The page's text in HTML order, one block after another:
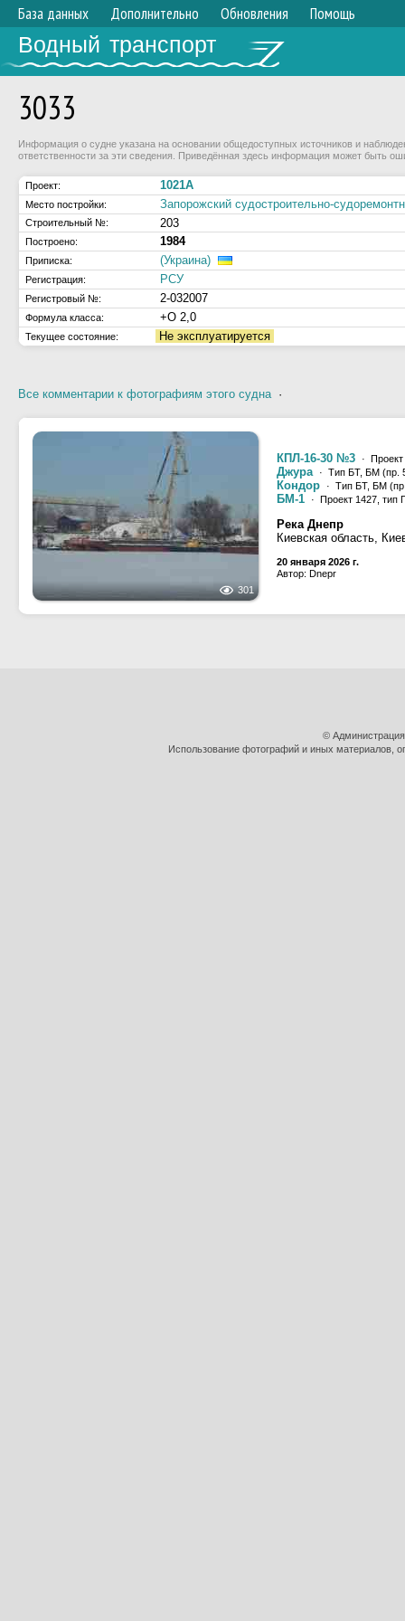
База данных Дополнительно Обновления Помощь
Водный транспорт
3033
Информация о судне указана на основании общедоступных источников и
ответственности за эти сведения. Приведённая здесь информация может быть
Проект: 1021А
Место постройки: Запорожский судостроительно-
Строительный №: 203
Построено: 1984
Приписка: (Украина)
Регистрация: РСУ
Регистровый №: 2-032007
Формула класса: +О 2,0
Текущее состояние: Не эксплуатируется
Все комментарии к фотографиям этого судна·
301
КПЛ-16-30 №3 ·
Джура · Тип БТ, БМ (пр.
Кондор · Тип БТ, БМ
БМ-1 · Проект 1427, тип
Река Днепр
Киевская область,
20 января 2026 г.
Автор: Dnepr
©
Использование фотографий и иных материалов,